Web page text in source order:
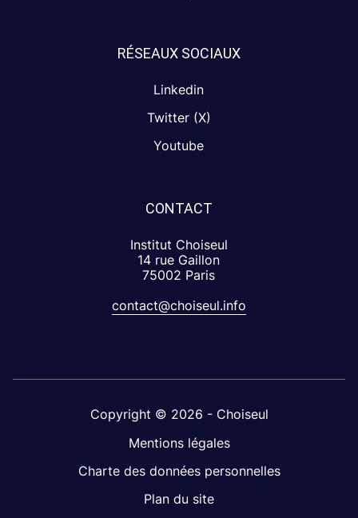
RÉSEAUX SOCIAUX
Linkedin
Twitter (X)
Youtube
CONTACT
Institut Choiseul
14 rue Gaillon
75002 Paris
contact@choiseul.info
Copyright © 2026 - Choiseul
Mentions légales
Charte des données personnelles
Plan du site